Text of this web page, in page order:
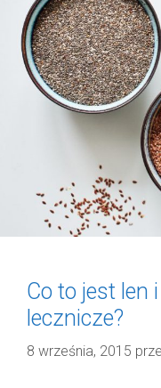
Co to jest len
lecznicze?
8 września, 2015